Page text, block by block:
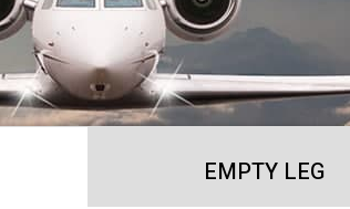
EMPTY LEG